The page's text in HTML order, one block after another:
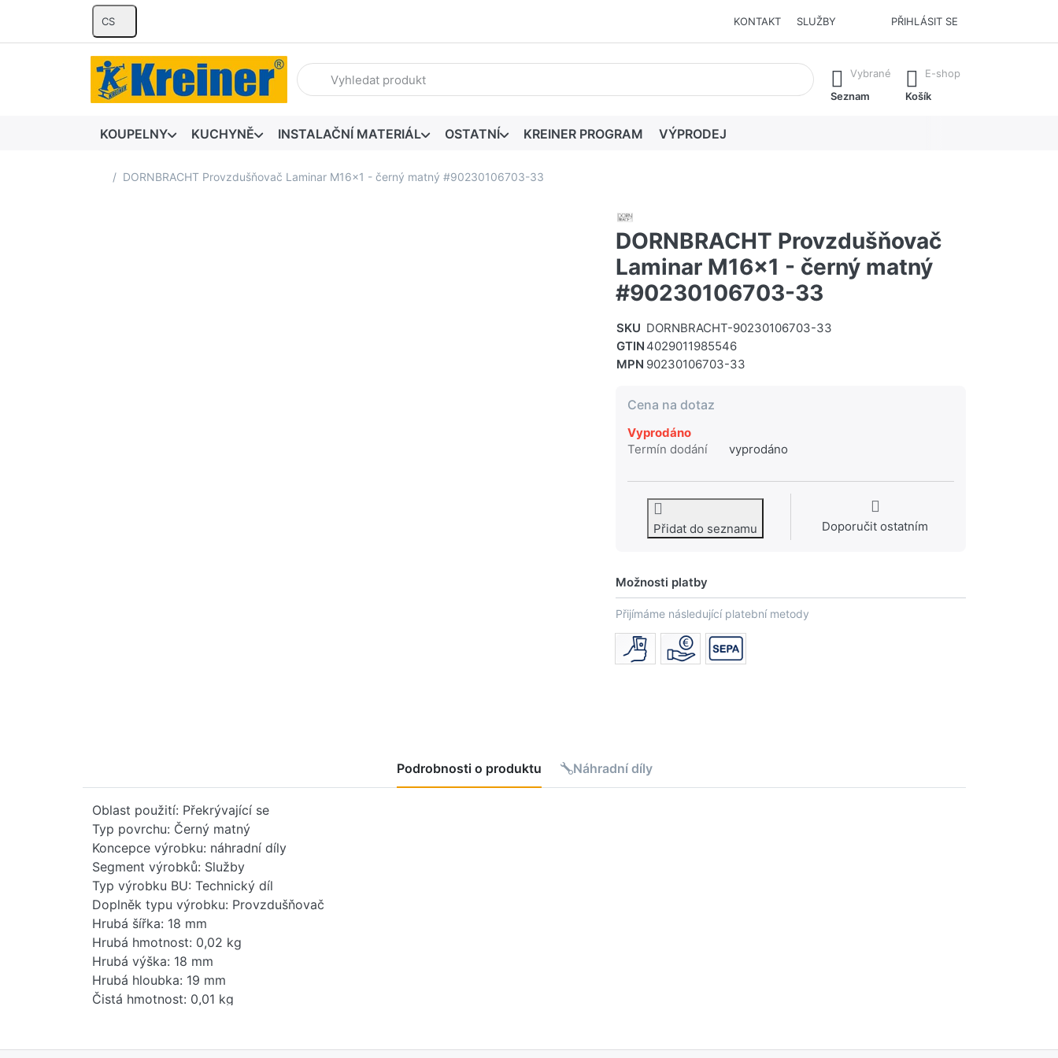
CS KONTAKT SLUŽBY PŘIHLÁSIT SE
Zadejte hledaný výraz. První výsledky se zobrazí automaticky při zadávání. Stisknutím klávesy Enter vyvoláte všechny výsledky.
Vybrané
Seznam
E-shop
Košík
KOUPELNY KUCHYNĚ INSTALAČNÍ MATERIÁL OSTATNÍ KREINER PROGRAM VÝPRODEJ
Domovská stránka
DORNBRACHT Provzdušňovač Laminar M16x1 - černý matný #90230106703-33
DORNBRACHT Provzdušňovač
Laminar M16x1 - černý matný
#90230106703-33
SKU DORNBRACHT-90230106703-33
GTIN 4029011985546
MPN 90230106703-33
Cena na dotaz
Vyprodáno
Termín dodání
vyprodáno
Přidat do seznamu Doporučit ostatním
Možnosti platby
Přijímáme následující platební metody
Podrobnosti o produktu Náhradní díly
Oblast použití: Překrývající se
Typ povrchu: Černý matný
Koncepce výrobku: náhradní díly
Segment výrobků: Služby
Typ výrobku BU: Technický díl
Doplněk typu výrobku: Provzdušňovač
Hrubá šířka: 18 mm
Hrubá hmotnost: 0,02 kg
Hrubá výška: 18 mm
Hrubá hloubka: 19 mm
Čistá hmotnost: 0,01 kg